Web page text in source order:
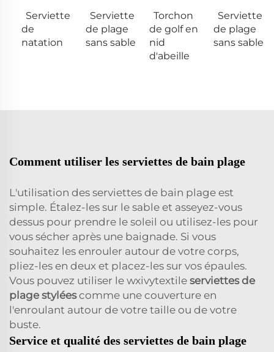
Serviette
de
natation
Serviette
de plage
sans sable
Torchon
de golf en
nid
d'abeille
Serviette
de plage
sans sable
Comment utiliser les serviettes de bain plage
L'utilisation des serviettes de bain plage est
simple. Étalez-les sur le sable et asseyez-vous
dessus pour prendre le soleil ou utilisez-les pour
vous sécher après une baignade. Si vous
souhaitez les enrouler autour de votre corps,
pliez-les en deux et placez-les sur vos épaules.
Vous pouvez utiliser le wxivytextile serviettes de
plage styléescomme une couverture en
l'enroulant autour de votre taille ou de votre
buste.
Service et qualité des serviettes de bain plage